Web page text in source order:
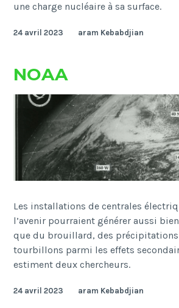
une charge nucléaire à sa surface.
24 avril 2023 aram Kebabdjian
NOAA
Les installations de centrales
l’avenir pourraient générer aussi
que du brouillard, des précipitations
tourbillons parmi les effets
estiment deux chercheurs.
24 avril 2023 aram Kebabdjian